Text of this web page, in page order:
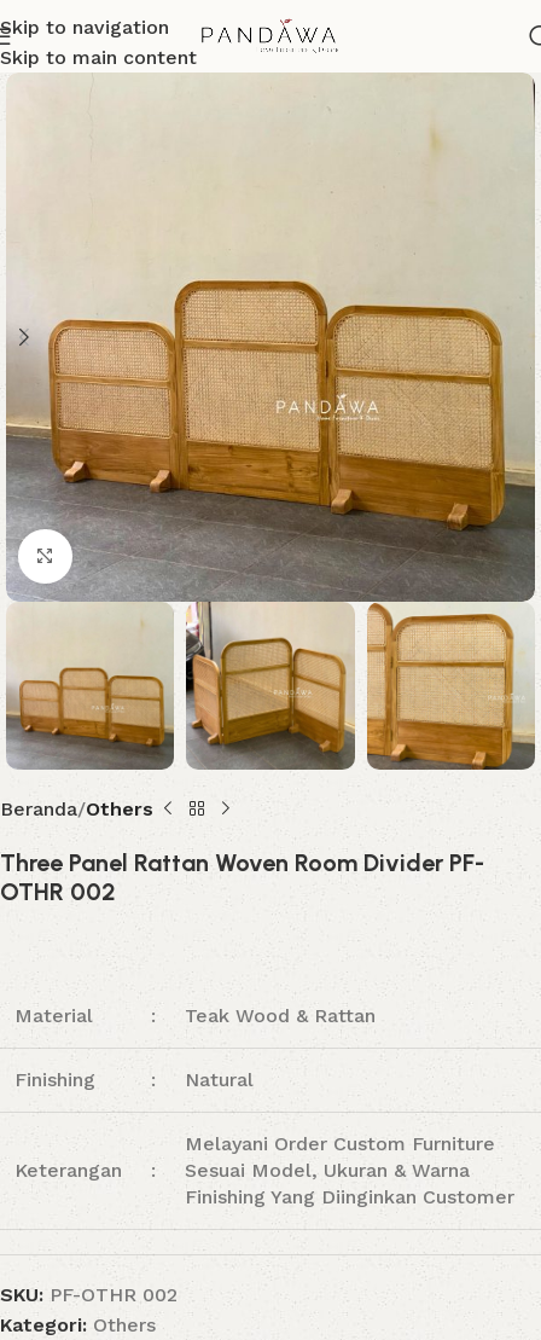
Skip to navigation
Skip to main content
Click to enlarge
Beranda Others
Three Panel Rattan Woven Room Divider PF-
OTHR 002
Material : Teak Wood & Rattan
Finishing : Natural
Keterangan :
Melayani Order Custom Furniture
Sesuai Model, Ukuran & Warna
Finishing Yang Diinginkan Customer
SKU: PF-OTHR 002
Kategori: Others